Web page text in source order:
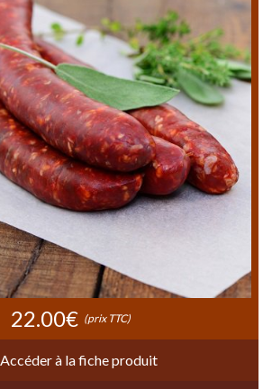
22.00€ (prix TTC)
Accéder à la fiche produit